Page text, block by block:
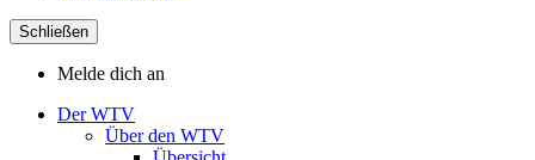
Schließen
Melde dich an
Der WTV
Über den WTV